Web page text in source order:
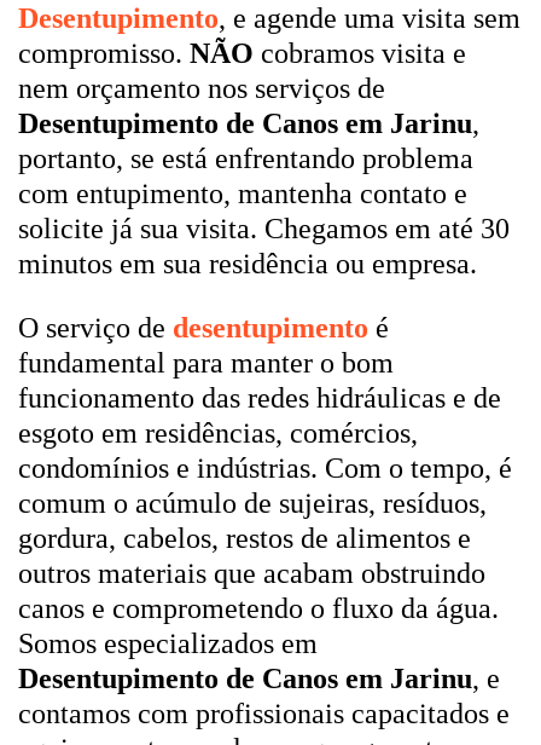
Desentupimento, e agende uma visita sem
compromisso. NÃO cobramos visita e
nem orçamento nos serviços de
Desentupimento de Canos em Jarinu,
portanto, se está enfrentando problema
com entupimento, mantenha contato e
solicite já sua visita. Chegamos em até 30
minutos em sua residência ou empresa.
O serviço de desentupimento é
fundamental para manter o bom
funcionamento das redes hidráulicas e de
esgoto em residências, comércios,
condomínios e indústrias. Com o tempo, é
comum o acúmulo de sujeiras, resíduos,
gordura, cabelos, restos de alimentos e
outros materiais que acabam obstruindo
canos e comprometendo o fluxo da água.
Somos especializados em
Desentupimento de Canos em Jarinu, e
contamos com profissionais capacitados e